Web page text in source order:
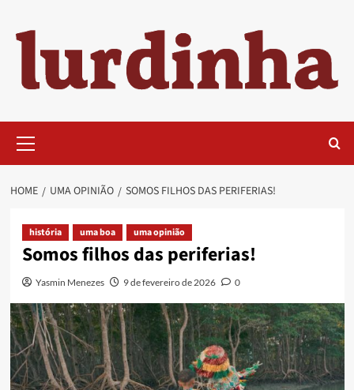
content
Menu
HOME UMA OPINIÃO SOMOS FILHOS DAS PERIFERIAS!
história uma boa uma opinião
Somos filhos das periferias!
Yasmin Menezes 9 de fevereiro de 2026 0